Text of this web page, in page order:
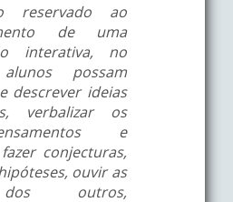
reservado ao
de uma
interativa, no
possam
descrever ideias
verbalizar os
e
conjecturas,
ouvir as
outros,